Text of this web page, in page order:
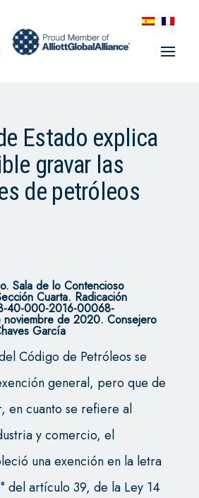
Estado explica
gravar las
de petróleos
Sala de lo Contencioso
Cuarta. Radicación
40-000-2016-00068-
de 2020. Consejero
García
Código de Petróleos se
general, pero que de
en cuanto se refiere al
y comercio, el
una exención en la letra
del artículo 39, de la Ley 14